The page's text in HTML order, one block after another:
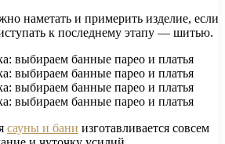
наметать и примерить изделие, если
к последнему этапу — шитью.
сауны и бани изготавливается совсем